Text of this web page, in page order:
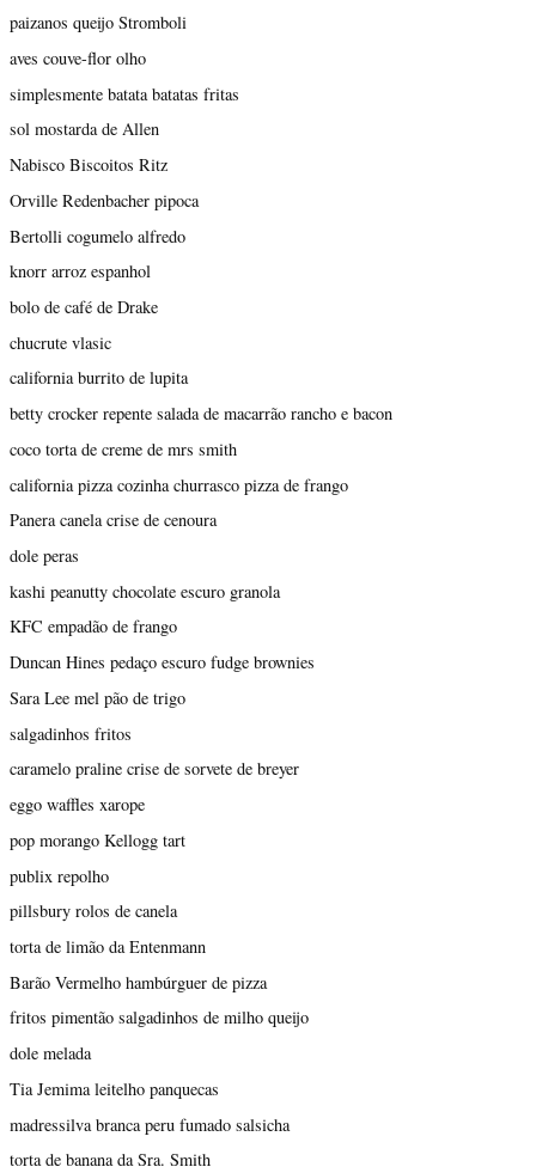
paizanos queijo Stromboli
aves couve-flor olho
simplesmente batata batatas fritas
sol mostarda de Allen
Nabisco Biscoitos Ritz
Orville Redenbacher pipoca
Bertolli cogumelo alfredo
knorr arroz espanhol
bolo de café de Drake
chucrute vlasic
california burrito de lupita
betty crocker repente salada de macarrão rancho e bacon
coco torta de creme de mrs smith
california pizza cozinha churrasco pizza de frango
Panera canela crise de cenoura
dole peras
kashi peanutty chocolate escuro granola
KFC empadão de frango
Duncan Hines pedaço escuro fudge brownies
Sara Lee mel pão de trigo
salgadinhos fritos
caramelo praline crise de sorvete de breyer
eggo waffles xarope
pop morango Kellogg tart
publix repolho
pillsbury rolos de canela
torta de limão da Entenmann
Barão Vermelho hambúrguer de pizza
fritos pimentão salgadinhos de milho queijo
dole melada
Tia Jemima leitelho panquecas
madressilva branca peru fumado salsicha
torta de banana da Sra. Smith